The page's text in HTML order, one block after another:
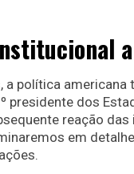
a política
presidente dos
reação
em